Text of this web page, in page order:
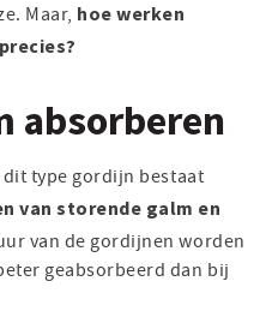
Maar, hoe werken
absorberen
type gordijn bestaat
van storende galm en
van de gordijnen worden
geabsorbeerd dan bij